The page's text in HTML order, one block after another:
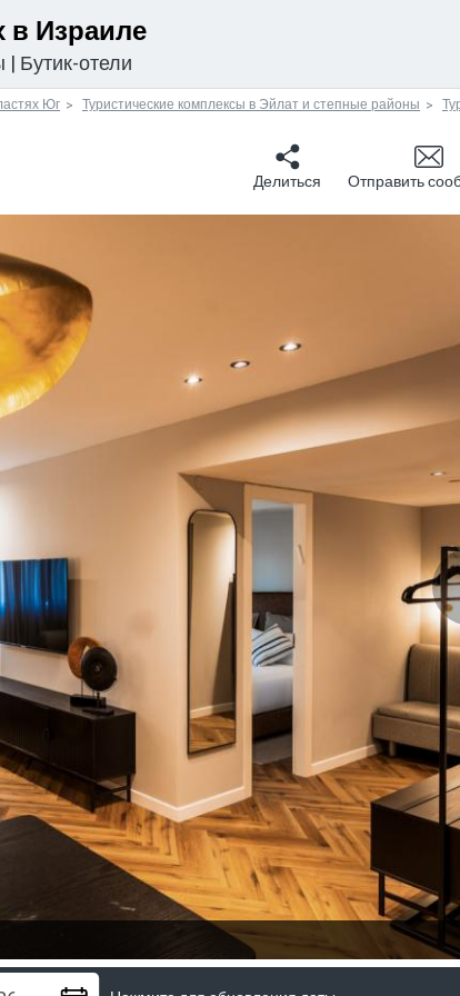
Израиле
| Бутик-отели
Юг Туристические комплексы в Эйлат и степные районы
Делиться Отправить